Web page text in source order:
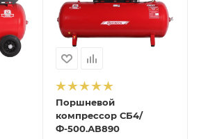
Поршневой
компрессор СБ4/
Ф-500.АВ890